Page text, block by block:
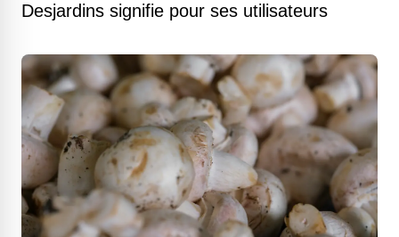
Desjardins signifie pour ses utilisateurs